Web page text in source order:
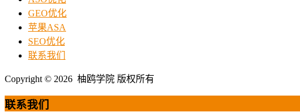
GEO优化
苹果ASA
SEO优化
联系我们
Copyright © 2026 柚鸥学院 版权所有
联系我们